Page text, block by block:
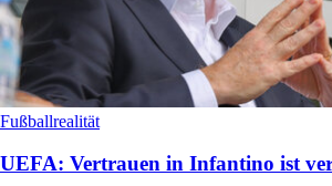
Fußballrealität
UEFA: Vertrauen in Infantino ist